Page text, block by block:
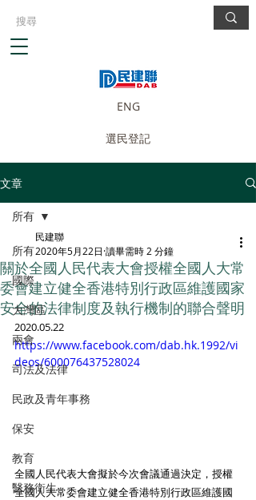
ENG
選民登記
文章
所有
國際
大灣區
兩會
司法及法律
民政及青年事務
保安
教育
醫務衛生
所有
關於全國人民代表大會授權全國人大常
委會建立健全香港特別行政區維護國家
安全的法律制度及執行機制的聯合聲明
民建聯
2020年5月22日 讀畢需時 2 分鐘
2020.05.22
https://www.facebook.com/dab.hk.1992/vi
deos/600076437528024
全國人民代表大會擬於今次會議通過決定，授權
全國人大常委會建立健全香港特別行政區維護國